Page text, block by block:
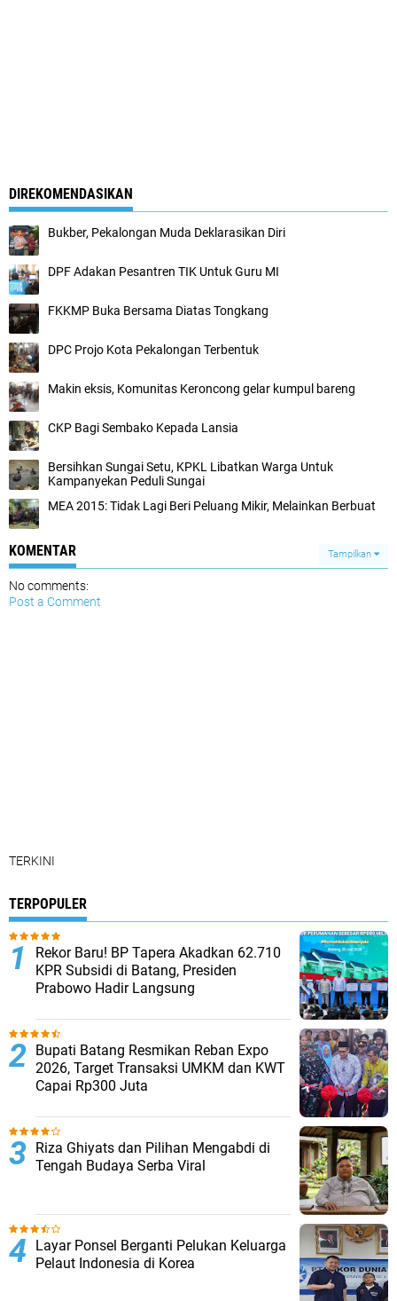
DIREKOMENDASIKAN
Bukber, Pekalongan Muda Deklarasikan Diri
DPF Adakan Pesantren TIK Untuk Guru MI
FKKMP Buka Bersama Diatas Tongkang
DPC Projo Kota Pekalongan Terbentuk
Makin eksis, Komunitas Keroncong gelar kumpul bareng
CKP Bagi Sembako Kepada Lansia
Bersihkan Sungai Setu, KPKL Libatkan Warga Untuk
Kampanyekan Peduli Sungai
MEA 2015: Tidak Lagi Beri Peluang Mikir, Melainkan Berbuat
KOMENTAR Tampilkan
No comments:
Post a Comment
TERKINI
TERPOPULER
Rekor Baru! BP Tapera Akadkan 62.710
KPR Subsidi di Batang, Presiden
Prabowo Hadir Langsung
Bupati Batang Resmikan Reban Expo
2026, Target Transaksi UMKM dan KWT
Capai Rp300 Juta
Riza Ghiyats dan Pilihan Mengabdi di
Tengah Budaya Serba Viral
Layar Ponsel Berganti Pelukan Keluarga
Pelaut Indonesia di Korea